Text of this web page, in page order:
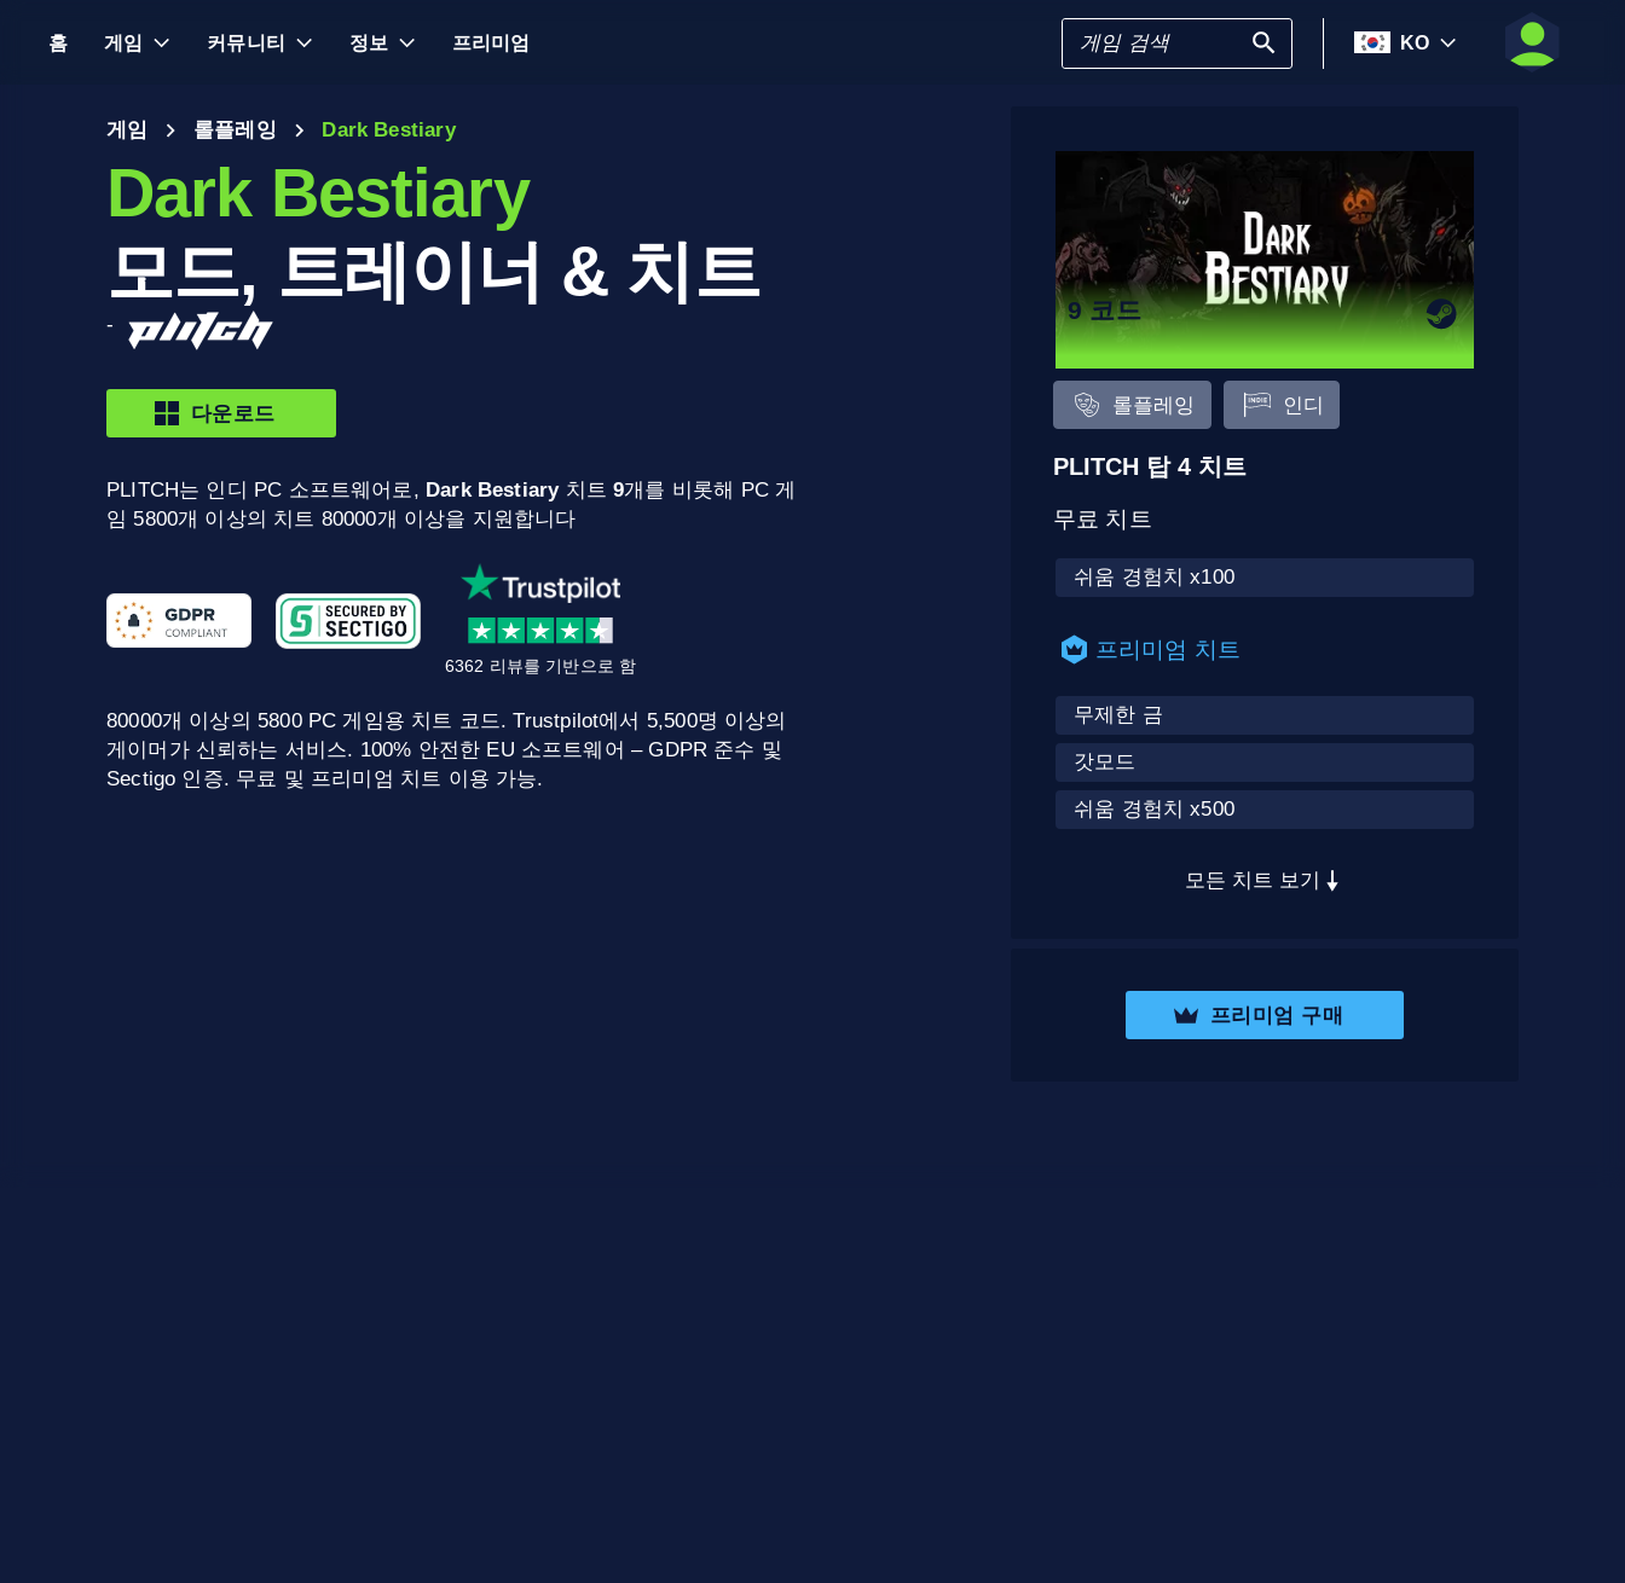
홈 게임 커뮤니티 정보 프리미엄 KO
게임 롤플레잉 Dark Bestiary
Dark Bestiary
모드, 트레이너 & 치트
-
다운로드
PLITCH는 인디 PC 소프트웨어로, Dark Bestiary치트9개를 비롯해 PC 게
임 5800개 이상의 치트 80000개 이상을 지원합니다
6362 리뷰를 기반으로 함
80000개 이상의 5800 PC 게임용 치트 코드. Trustpilot에서 5,500명 이상의
게이머가 신뢰하는 서비스. 100% 안전한 EU 소프트웨어 – GDPR 준수 및
Sectigo 인증. 무료 및 프리미엄 치트 이용 가능.
9 코드
롤플레잉 인디
PLITCH 탑 4 치트
무료 치트
쉬움 경험치 x100
프리미엄 치트
무제한 금
갓모드
쉬움 경험치 x500
모든 치트 보기
프리미엄 구매